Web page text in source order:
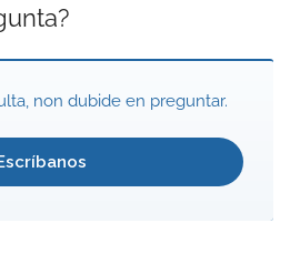
non dubide en preguntar.